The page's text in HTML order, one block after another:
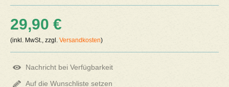
29,90 €
(inkl. MwSt., zzgl.Versandkosten)
Nachricht bei Verfügbarkeit
Auf die Wunschliste setzen